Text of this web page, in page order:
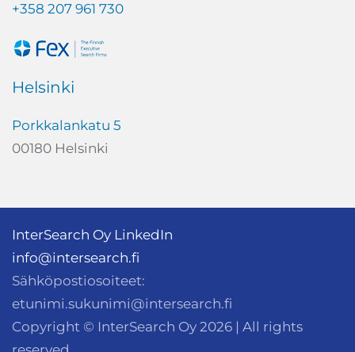
+358 207 961 730
Helsinki
Porkkalankatu 5
00180 Helsinki
InterSearch Oy LinkedIn
info@intersearch.fi
Sähköpostiosoiteet:
etunimi.sukunimi@intersearch.fi
Copyright © InterSearch Oy 2026 | All rights